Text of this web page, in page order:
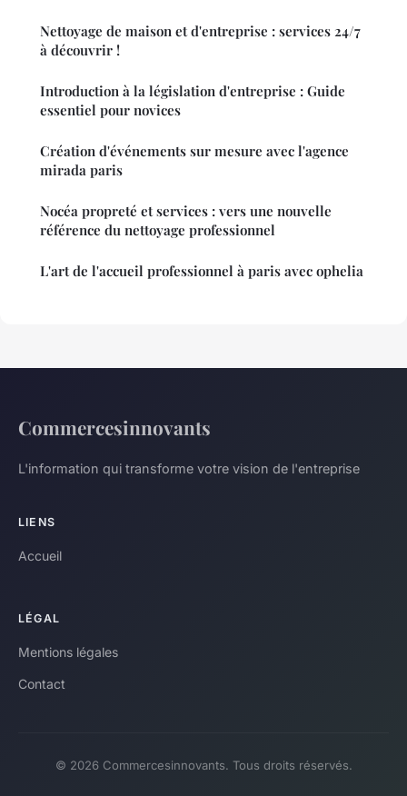
Nettoyage de maison et d'entreprise : services 24/7
à découvrir !
Introduction à la législation d'entreprise : Guide
essentiel pour novices
Création d'événements sur mesure avec l'agence
mirada paris
Nocéa propreté et services : vers une nouvelle
référence du nettoyage professionnel
L'art de l'accueil professionnel à paris avec ophelia
Commercesinnovants
L'information qui transforme votre vision de l'entreprise
LIENS
Accueil
LÉGAL
Mentions légales
Contact
© 2026 Commercesinnovants. Tous droits réservés.